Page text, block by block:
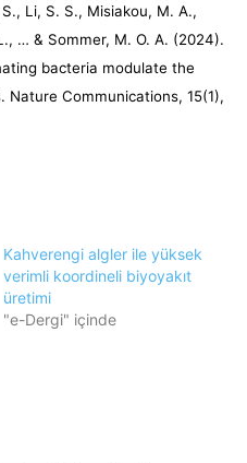
Li, S. S., Misiakou, M. A.,
… & Sommer, M. O. A. (2024).
bacteria modulate the
Communications, 15(1),
Kahverengi algler ile yüksek
verimli koordineli biyoyakıt
üretimi
"e-Dergi" içinde